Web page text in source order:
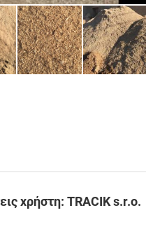
χρήστη: TRACIK s.r.o.